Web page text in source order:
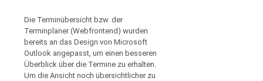
Die Terminübersicht bzw. der
Terminplaner (Webfrontend) wurden
bereits an das Design von Microsoft
Outlook angepasst, um einen besseren
Überblick über die Termine zu erhalten.
Um die Ansicht noch übersichtlicher zu